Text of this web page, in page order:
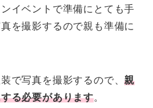
イベントで準備にとても手
を撮影するので親も準備に
で写真を撮影するので、親
る必要があります。